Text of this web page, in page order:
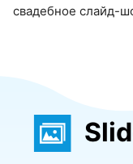
свадебное слайд-